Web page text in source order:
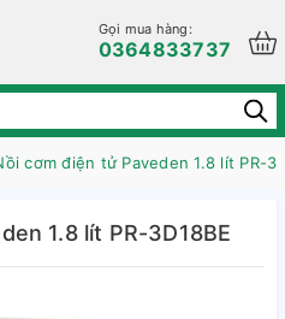
Gọi mua hàng:
0364833737
cơm điện tử Paveden 1.8 lít PR-
1.8 lít PR-3D18BE